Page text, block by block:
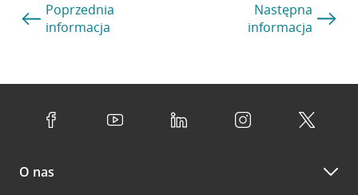
Poprzednia
informacja
Następna
informacja
O nas